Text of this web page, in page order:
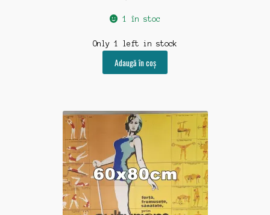
1 în stoc
Only 1 left in stock
Adaugă în coș